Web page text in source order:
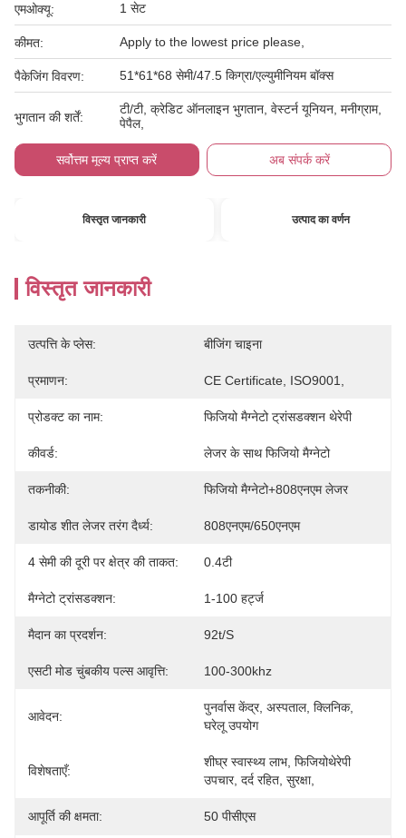
एमओक्यू: 1 सेट
कीमत: Apply to the lowest price please,
पैकेजिंग विवरण: 51*61*68 सेमी/47.5 किग्रा/एल्युमीनियम बॉक्स
भुगतान की शर्तें:
टी/टी, क्रेडिट ऑनलाइन भुगतान, वेस्टर्न यूनियन, मनीग्राम,
पेपैल,
सर्वोत्तम मूल्य प्राप्त करें अब संपर्क करें
विस्तृत जानकारी उत्पाद का वर्णन
विस्तृत जानकारी
उत्पत्ति के प्लेस: बीजिंग चाइना
प्रमाणन: CE Certificate, ISO9001,
प्रोडक्ट का नाम: फिजियो मैग्नेटो ट्रांसडक्शन थेरेपी
कीवर्ड: लेजर के साथ फिजियो मैग्नेटो
तकनीकी: फिजियो मैग्नेटो+808एनएम लेजर
डायोड शीत लेजर तरंग दैर्ध्य: 808एनएम/650एनएम
4 सेमी की दूरी पर क्षेत्र की ताकत: 0.4टी
मैग्नेटो ट्रांसडक्शन: 1-100 हर्ट्ज
मैदान का प्रदर्शन: 92t/s
एसटी मोड चुंबकीय पल्स आवृत्ति: 100-300khz
आवेदन:
पुनर्वास केंद्र, अस्पताल, क्लिनिक,
घरेलू उपयोग
विशेषताएँ:
शीघ्र स्वास्थ्य लाभ, फिजियोथेरेपी
उपचार, दर्द रहित, सुरक्षा,
आपूर्ति की क्षमता: 50 पीसीएस